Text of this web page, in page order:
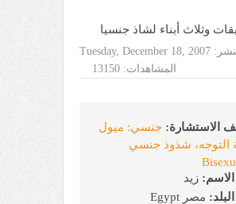
وثلاث أبناء لشاذ جنسيا
Tuesday, December 18, 2007
المشاهدات: 13150
الاستشارة: جنسي: ميول
التوجه، شذوذ جنسي
الاسم: زيد
البلد: مصر Egypt